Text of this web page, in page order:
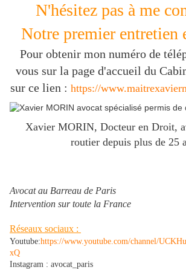
N'hésitez pas à me
Notre premier entretien
Pour obtenir mon numéro de
vous sur la page d'accueil du
sur ce lien : https://
Xavier MORIN, Docteur en Droit,
routier depuis plus de 25
Avocat au Barreau de Paris
Intervention sur toute la France
Réseaux sociaux :
Youtube:https://www.youtube.com/channel/
xQ
Instagram : avocat_paris